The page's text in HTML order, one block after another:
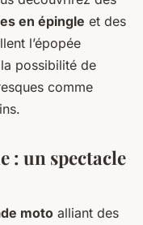
en épingle et des
l’épopée
possibilité de
comme
: un spectacle
moto alliant des